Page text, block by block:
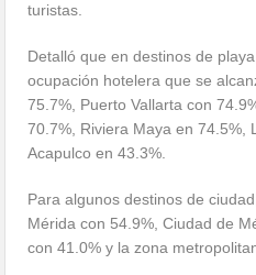
turistas.
Detalló que en destinos de
ocupación hotelera que se
75.7%, Puerto Vallarta con
70.7%, Riviera Maya en 74.5%,
Acapulco en 43.3%.
Para algunos destinos de
Mérida con 54.9%, Ciudad de
con 41.0% y la zona